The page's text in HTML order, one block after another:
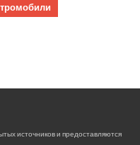
источников и предоставляются